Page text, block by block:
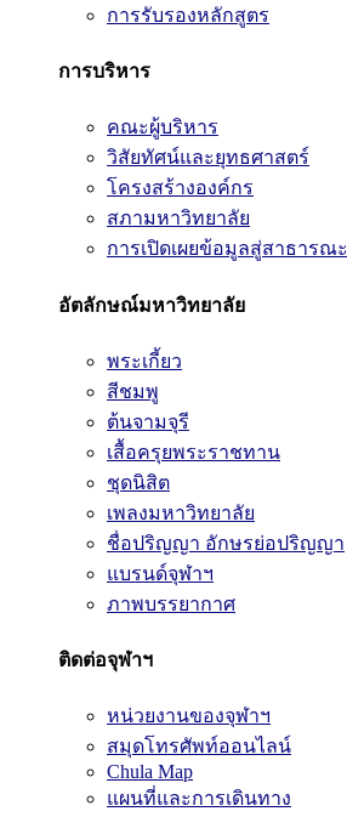
การรับรองหลักสูตร
การบริหาร
คณะผู้บริหาร
วิสัยทัศน์และยุทธศาสตร์
โครงสร้างองค์กร
สภามหาวิทยาลัย
การเปิดเผยข้อมูลสู่สาธารณะ
อัตลักษณ์มหาวิทยาลัย
พระเกี้ยว
สีชมพู
ต้นจามจุรี
เสื้อครุยพระราชทาน
ชุดนิสิต
เพลงมหาวิทยาลัย
ชื่อปริญญา อักษรย่อปริญญา
แบรนด์จุฬาฯ
ภาพบรรยากาศ
ติดต่อจุฬาฯ
หน่วยงานของจุฬาฯ
สมุดโทรศัพท์ออนไลน์
Chula Map
แผนที่และการเดินทาง